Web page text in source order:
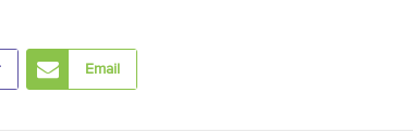
Email